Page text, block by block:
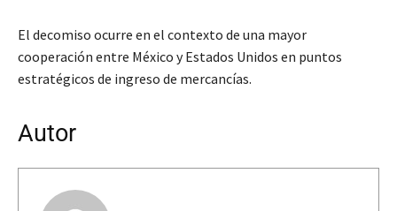
El decomiso ocurre en el contexto de una mayor
cooperación entre México y Estados Unidos en puntos
estratégicos de ingreso de mercancías.
Autor